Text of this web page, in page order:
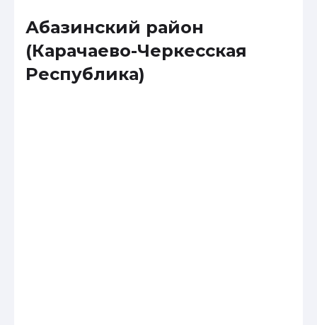
Абазинский район
(Карачаево-Черкесская
Республика)